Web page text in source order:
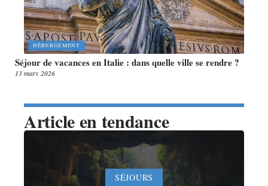
HÉBERGEMENT
Séjour de vacances en Italie : dans quelle ville se rendre ?
13 mars 2026
Article en tendance
SÉJOURS